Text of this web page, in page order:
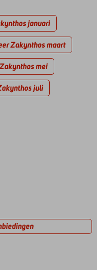
januari
Zakynthos maart
mei
juli